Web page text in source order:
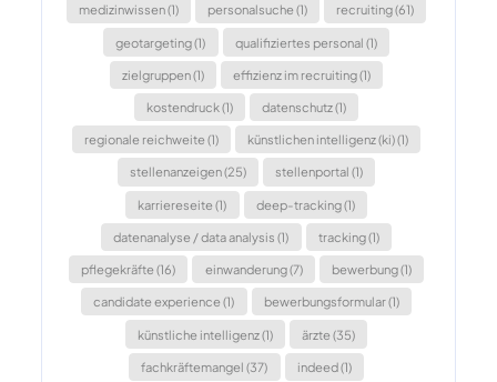
medizinwissen (1) personalsuche (1) recruiting (61)
geotargeting (1) qualifiziertes personal (1)
zielgruppen (1) effizienz im recruiting (1)
kostendruck (1) datenschutz (1)
regionale reichweite (1) künstlichen intelligenz (ki) (1)
stellenanzeigen (25) stellenportal (1)
karriereseite (1) deep-tracking (1)
datenanalyse / data analysis (1) tracking (1)
pflegekräfte (16) einwanderung (7) bewerbung (1)
candidate experience (1) bewerbungsformular (1)
künstliche intelligenz (1) ärzte (35)
fachkräftemangel (37) indeed (1)